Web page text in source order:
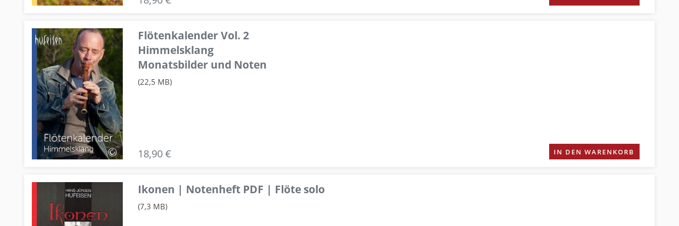
Flötenkalender Vol. 2
Himmelsklang
Monatsbilder und Noten
(22,5 MB)
18,90 € IN DEN WARENKORB
Ikonen | Notenheft PDF | Flöte solo
(7,3 MB)